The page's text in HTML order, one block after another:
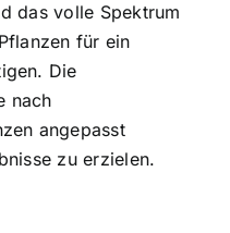
das volle Spektrum
für ein
Die
nach
angepasst
zu erzielen.